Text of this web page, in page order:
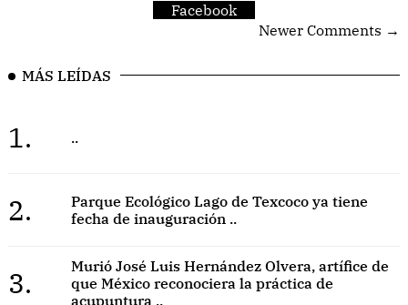
Facebook
Newer Comments →
MÁS LEÍDAS
1. ..
2.
Parque Ecológico Lago de Texcoco ya tiene
fecha de inauguración ..
3.
Murió José Luis Hernández Olvera, artífice de
que México reconociera la práctica de
acupuntura ..